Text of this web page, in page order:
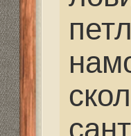
10ок
то